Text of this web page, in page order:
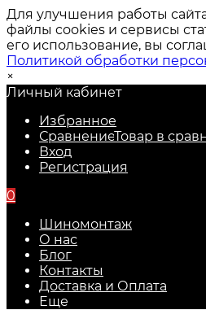
Для улучшения работы
файлы cookies и сервисы
его использование, вы
Политикой обработки
×
Личный кабинет
Избранное
СравнениеТовар в
Вход
Регистрация
0
Шиномонтаж
О нас
Блог
Контакты
Доставка и Оплата
Еще